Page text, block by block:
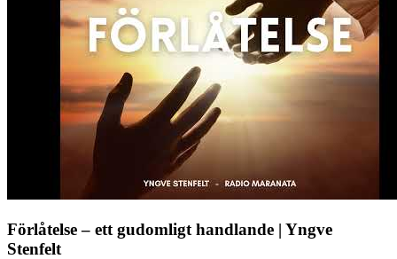
Förlåtelse – ett gudomligt handlande | Yngve
Stenfelt